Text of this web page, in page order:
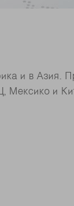
и в Азия.
Мексико и